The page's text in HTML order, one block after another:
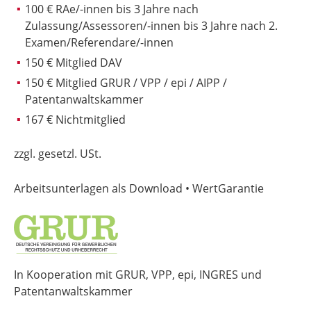
100 € RAe/-innen bis 3 Jahre nach
Zulassung/Assessoren/-innen bis 3 Jahre nach 2.
Examen/Referendare/-innen
150 € Mitglied DAV
150 € Mitglied GRUR / VPP / epi / AIPP /
Patentanwaltskammer
167 € Nichtmitglied
zzgl. gesetzl. USt.
Arbeitsunterlagen als Download • WertGarantie
In Kooperation mit GRUR, VPP, epi, INGRES und
Patentanwaltskammer